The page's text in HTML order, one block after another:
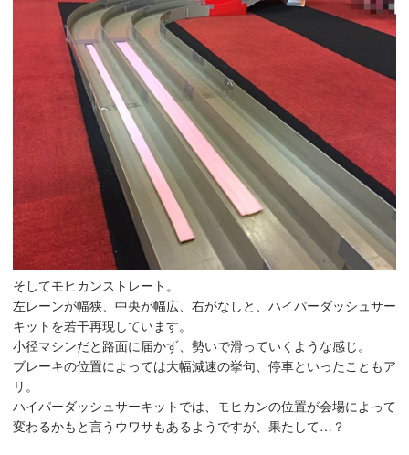
そしてモヒカンストレート。
左レーンが幅狭、中央が幅広、右がなしと、ハイパーダッシュサー
キットを若干再現しています。
小径マシンだと路面に届かず、勢いで滑っていくような感じ。
ブレーキの位置によっては大幅減速の挙句、停車といったこともア
リ。
ハイパーダッシュサーキットでは、モヒカンの位置が会場によって
変わるかもと言うウワサもあるようですが、果たして…？